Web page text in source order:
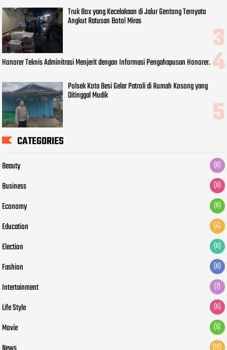
Truk Box yang Kecelakaan di Jalur Gentong Ternyata
Angkut Ratusan Botol Miras
Honorer Teknis Adminitrasi Menjerit dengan Informasi Pengahapusan Honorer.
Polsek Kota Besi Gelar Patroli di Rumah Kosong yang
Ditinggal Mudik
CATEGORIES
Beauty (8)
Business (9)
Economy (9)
Education (4)
Election (6)
Fashion (8)
Intertainment (7)
Life Style (6)
Movie (5)
(12)